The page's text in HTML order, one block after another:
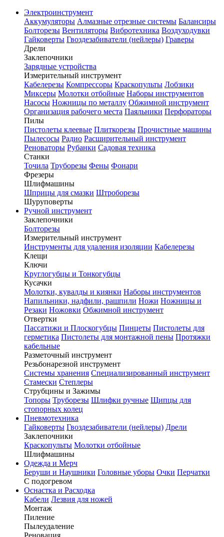
Электроинструмент
Аккумуляторы Алмазные отрезные системы Балансиры
Болторезы Вентиляторы Вибротехника Воздуходувки
Гайковерты Гвоздезабиватели (нейлеры) Граверы
Дрели
Заклепочники
Зарядные устройства
Измерительный инструмент
Кабелерезы Компрессоры Краскопульты Лобзики
Миксеры Молотки отбойные Наборы инструментов
Насосы Ножницы по металлу Обжимной инструмент
Организация рабочего места Паяльники Перфораторы
Пилы
Пистолеты клеевые Плиткорезы Прочистные машины
Пылесосы Радио Расширительный инструмент
Реноваторы Рубанки Садовая техника
Станки
Точила Труборезы Фены Фонари
Фрезеры
Шлифмашины
Шприцы для смазки Штроборезы
Шуруповерты
Ручной инструмент
Заклепочники
Болторезы
Измерительный инструмент
Инструменты для удаления изоляции Кабелерезы
Клещи
Ключи
Круглогубцы и Тонкогубцы
Кусачки
Молотки, кувалды и киянки Наборы инструментов
Напильники, надфили, рашпили Ножи Ножницы и
Резаки Ножовки Обжимной инструмент
Отвертки
Пассатижи и Плоскогубцы Пинцеты Пистолеты для
герметика Пистолеты для монтажной пены Протяжки
кабельные
Разметочный инструмент
Резьбонарезной инструмент
Системы хранения Специализированный инструмент
Стамески Степлеры
Струбцины и Зажимы
Топоры Труборезы Шлифки ручные Щипцы для
стопорных колец
Пневмотехника
Гайковерты Гвоздезабиватели (нейлеры) Дрели
Заклепочники
Краскопульты Молотки отбойные
Шлифмашины
Одежда и Мерч
Беруши и Наушники Головные уборы Очки Перчатки
С подогревом
Оснастка и Расходка
Кабели Лезвия для ножей
Монтаж
Пиление
Пылеудаление
Реновация